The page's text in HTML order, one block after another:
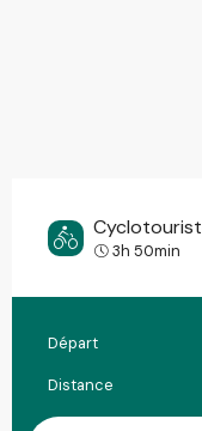
3h 50min
Informations
Départ
Distance